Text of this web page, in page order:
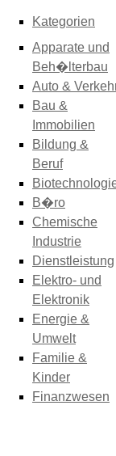
Kategorien
Apparate und
Beh�lterbau
Auto &
Bau &
Immobilien
Bildung &
Beruf
B�ro
Chemische
Industrie
Dienstleistung
Elektro- und
Elektronik
Energie &
Umwelt
Familie &
Kinder
Finanzwesen